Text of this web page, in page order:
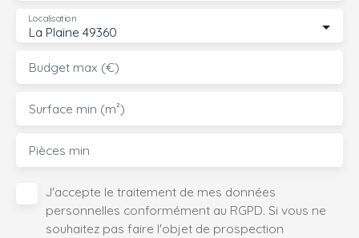
La Plaine 49360
Localisation
Budget max (€)
Surface min (m²)
Pièces min
J'accepte le traitement de mes données
personnelles conformément au RGPD. Si vous ne
souhaitez pas faire l'objet de prospection